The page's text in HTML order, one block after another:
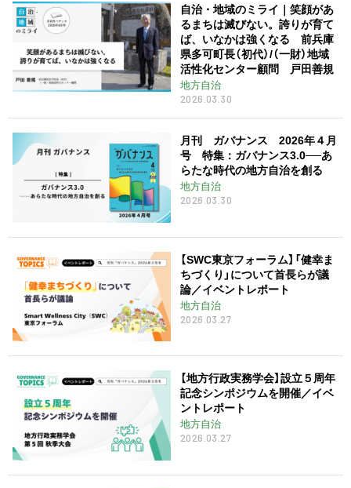
自治・地域のミライ｜笑顔があ
るまちは滅びない。誇りが育て
ば、いなかは強くなる 前兵庫
県多可町長（初代）/（一財）地域
活性化センター顧問 戸田善規
地方自治
2026.03.30
月刊 ガバナンス 2026年４月
号 特集：ガバナンス3.0──あ
らたな時代の地方自治を創る
地方自治
2026.03.30
【SWC東京フォーラム】「健幸ま
ちづくり」について首長らが議
論／イベントレポート
地方自治
2026.03.27
【地方行政実務学会】設立５周年
記念シンポジウムを開催／イベ
ントレポート
地方自治
2026.03.27